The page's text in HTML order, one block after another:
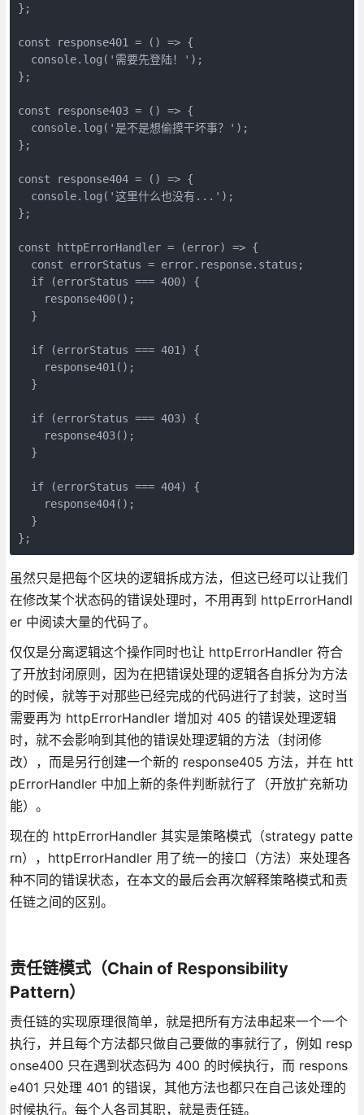
};
const response401 = () => {
  console.log('需要先登陆！');
};
const response403 = () => {
  console.log('是不是想偷摸干坏事？');
};
const response404 = () => {
  console.log('这里什么也没有...');
};
const httpErrorHandler = (error) => {
  const errorStatus = error.response.status;
  if (errorStatus === 400) {
    response400();
  }
  if (errorStatus === 401) {
    response401();
  }
  if (errorStatus === 403) {
    response403();
  }
  if (errorStatus === 404) {
    response404();
  }
};
虽然只是把每个区块的逻辑拆成方法，但这已经可以让我们
在修改某个状态码的错误处理时，不用再到 httpErrorHandl
er 中阅读大量的代码了。
仅仅是分离逻辑这个操作同时也让 httpErrorHandler 符合
了开放封闭原则，因为在把错误处理的逻辑各自拆分为方法
的时候，就等于对那些已经完成的代码进行了封装，这时当
需要再为 httpErrorHandler 增加对 405 的错误处理逻辑
时，就不会影响到其他的错误处理逻辑的方法（封闭修
改），而是另行创建一个新的 response405 方法，并在 htt
pErrorHandler 中加上新的条件判断就行了（开放扩充新功
能）。
现在的 httpErrorHandler 其实是策略模式（strategy patte
rn），httpErrorHandler 用了统一的接口（方法）来处理各
种不同的错误状态，在本文的最后会再次解释策略模式和责
任链之间的区别。
责任链模式（Chain of Responsibility
Pattern）
责任链的实现原理很简单，就是把所有方法串起来一个一个
执行，并且每个方法都只做自己要做的事就行了，例如 resp
onse400 只在遇到状态码为 400 的时候执行，而 respons
e401 只处理 401 的错误，其他方法也都只在自己该处理的
时候执行。每个人各司其职，就是责任链。